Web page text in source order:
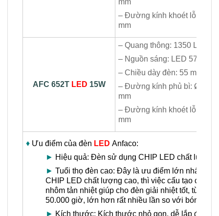
mm
– Đường kính khoét lỗ: Ø120
mm
AFC 652T LED 15W
– Quang thông: 1350 Lm
– Nguồn sáng: LED 5730
– Chiều dày đèn: 55 mm
– Đường kính phủ bì: Ø180
mm
– Đường kính khoét lỗ: Ø150
mm
♦ Ưu điểm của đèn LED Anfaco:
► Hiệu quả: Đèn sử dụng CHIP LED chất lượng
► Tuổi thọ đèn cao: Đây là ưu điểm lớn nhất
CHIP LED chất lượng cao, thì việc cấu tạo của
nhôm tản nhiệt giúp cho đèn giải nhiệt tốt, từ đó
50.000 giờ, lớn hơn rất nhiều lần so với bóng
► Kích thước: Kích thước nhỏ gọn, dễ lắp đặt